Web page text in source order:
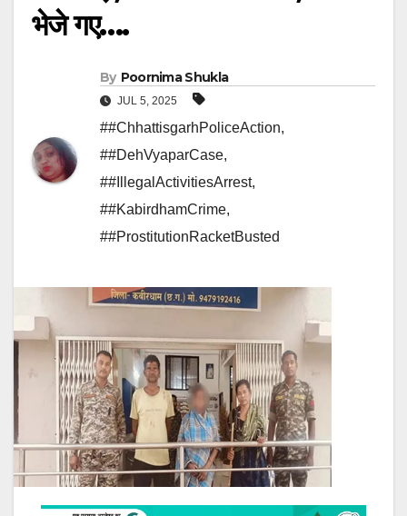
भेजे गए….
By Poornima Shukla
JUL 5, 2025
##ChhattisgarhPoliceAction,
##DehVyaparCase,
##IllegalActivitiesArrest,
##KabirdhamCrime,
##ProstitutionRacketBusted